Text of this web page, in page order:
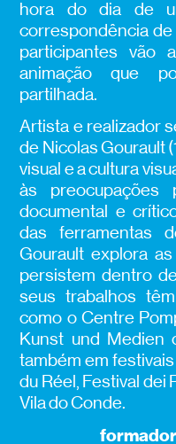
hora do dia de
correspondência de
participantes vão
animação que
partilhada.
Artista e realizador
de Nicolas Gourault
visual e a cultura
às preocupações
documental e
das ferramentas
Gourault explora
persistem dentro
seus trabalhos
como o Centre
Kunst und Medien
também em
du Réel, Festival dei
Vila do Conde.
formador